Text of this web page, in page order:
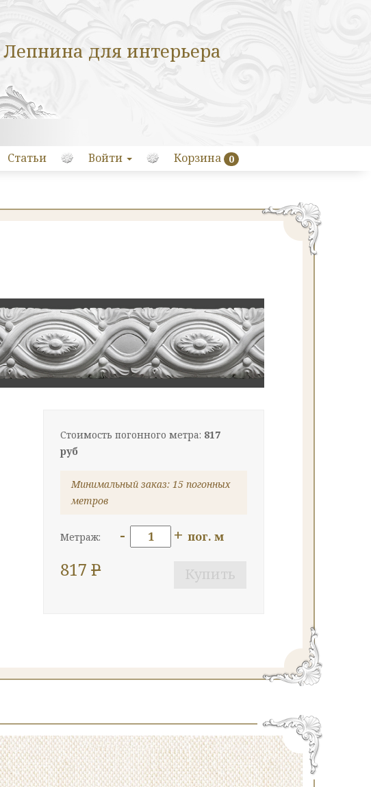
Лепнина для интерьера
Статьи Войти Корзина 0
Стоимость погонного метра: 817
руб
Минимальный заказ: 15 погонных
метров
Метраж: - + пог. м
817P Купить